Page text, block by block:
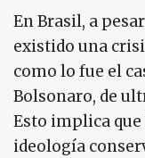
En Brasil, a
existido una
como lo fue el
Bolsonaro, de
Esto implica
ideología